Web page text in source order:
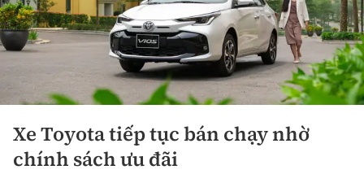
Xe Toyota tiếp tục bán chạy nhờ
chính sách ưu đãi